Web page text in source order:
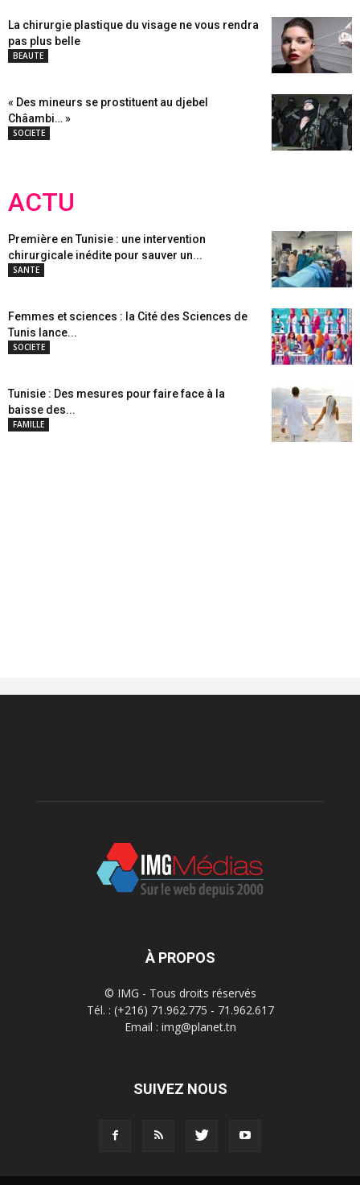
La chirurgie plastique du visage ne vous rendra
pas plus belle
BEAUTE
« Des mineurs se prostituent au djebel
Châambi… »
SOCIETE
ACTU
Première en Tunisie : une intervention
chirurgicale inédite pour sauver un...
SANTE
Femmes et sciences : la Cité des Sciences de
Tunis lance...
SOCIETE
Tunisie : Des mesures pour faire face à la
baisse des...
FAMILLE
À PROPOS
© IMG - Tous droits réservés
Tél. : (+216) 71.962.775 - 71.962.617
Email : img@planet.tn
SUIVEZ NOUS